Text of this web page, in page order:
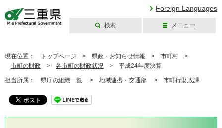
Foreign Languages
検索 メニュー
現在位置： トップページ > 県政・お知らせ情報 > 市町村 >
市町の財政 > 各市町の財政状況 > 平成24年度決算
担当所属： 県庁の組織一覧 > 地域連携・交通部 > 市町行財政課